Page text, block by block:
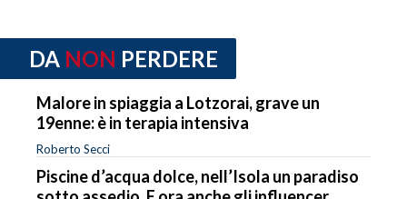
DA NON PERDERE
Malore in spiaggia a Lotzorai, grave un
19enne: è in terapia intensiva
Roberto Secci
Piscine d’acqua dolce, nell’Isola un paradiso